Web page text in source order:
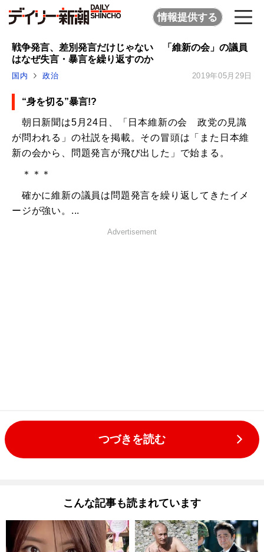
情報提供する
戦争発言、差別発言だけじゃない 「維新の会」の議員
はなぜ失言・暴言を繰り返すのか
国内 政治 2019年05月29日
“身を切る”暴言!?
朝日新聞は5月24日、「日本維新の会 政党の見識
が問われる」の社説を掲載。その冒頭は「また日本維
新の会から、問題発言が飛び出した」で始まる。
＊＊＊
確かに維新の議員は問題発言を繰り返してきたイメ
ージが強い。...
Advertisement
つづきを読む
こんな記事も読まれています